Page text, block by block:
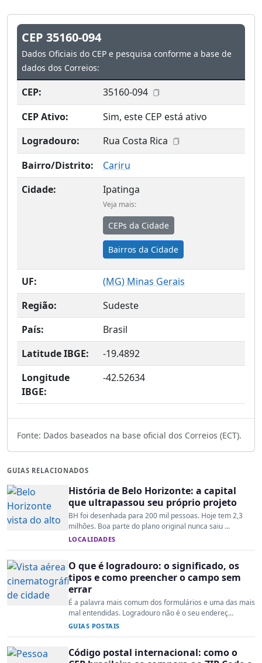
CEP 35160-094
Dados Oficiais do CEP e pesquisa conforme a base de
dados dos Correios:
CEP:
35160-094
CEP Ativo:
Sim, este CEP está ativo
Logradouro:
Rua Costa Rica
Bairro/Distrito:
Cariru
Cidade:
Ipatinga
Veja mais:
CEPs da Cidade
Bairros da Cidade
UF: (MG) Minas Gerais
Região:
Sudeste
País:
Brasil
Latitude IBGE:
-19.4892
Longitude
IBGE:
-42.52634
Fonte: Dados baseados na base oficial dos Correios (ECT).
GUIAS RELACIONADOS
História de Belo Horizonte: a capital
que ultrapassou seu próprio projeto
BH foi desenhada para 200 mil pessoas. Hoje tem 2,3
milhões. Boa parte do plano original nunca saiu ...
LOCALIDADES
O que é logradouro: o significado, os
tipos e como preencher o campo sem
errar
É a palavra mais comum dos formulários e uma das mais
mal entendidas. Logradouro não é o seu endereç...
GUIAS POSTAIS
Código postal internacional: como o